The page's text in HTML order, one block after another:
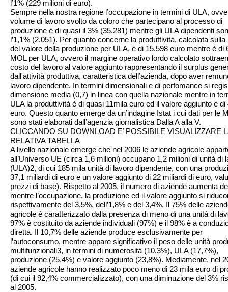
l’1% (229 milioni di euro).
Sempre nella nostra regione l’occupazione in termini di ULA,
volume di lavoro svolto da coloro che partecipano al processo di
produzione è di quasi il 3% (35.281) mentre gli ULA dipendenti
l’1,1% (2.051). Per quanto concerne la produttività, calcolata sulla
del valore della produzione per ULA, è di 15.598 euro mentre è di
MOL per ULA, ovvero il margine operativo lordo calcolato
costo del lavoro al valore aggiunto rappresentando il surplus
dall'attività produttiva, caratteristica dell’azienda, dopo aver
lavoro dipendente. In termini dimensionali e di perfomance si
dimensione media (0,7) in linea con quella nazionale mentre in
ULA la produttività è di quasi 11mila euro ed il valore aggiunto è di
euro. Questo quanto emerge da un’indagine Istat i cui dati per le
sono stati elaborati dall’agenzia giornalistica Dalla A alla V.
CLICCANDO SU DOWNLOAD E’ POSSIBILE VISUALIZZARE
RELATIVA TABELLA
A livello nazionale emerge che nel 2006 le aziende agricole
all’Universo UE (circa 1,6 milioni) occupano 1,2 milioni di unità di
(ULA)2, di cui 185 mila unità di lavoro dipendente, con una
37,1 miliardi di euro e un valore aggiunto di 22 miliardi di euro,
prezzi di base). Rispetto al 2005, il numero di aziende aumenta
mentre l’occupazione, la produzione ed il valore aggiunto si
rispettivamente del 3,5%, dell’1,8% e del 3,4%. Il 75% delle
agricole è caratterizzato dalla presenza di meno di una unità di
97% è costituito da aziende individuali (97%) e il 98% è a
diretta. Il 10,7% delle aziende produce esclusivamente per
l’autoconsumo, mentre appare significativo il peso delle unità
multifunzionali3, in termini di numerosità (10,3%), ULA (17,7%),
produzione (25,4%) e valore aggiunto (23,8%). Mediamente, nel
aziende agricole hanno realizzato poco meno di 23 mila euro di
(di cui il 92,4% commercializzato), con una diminuzione del 3%
al 2005.